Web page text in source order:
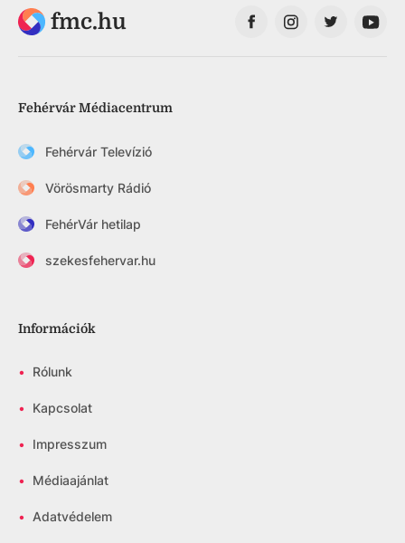
fmc.hu
Fehérvár Médiacentrum
Fehérvár Televízió
Vörösmarty Rádió
FehérVár hetilap
szekesfehervar.hu
Információk
• Rólunk
• Kapcsolat
• Impresszum
• Médiaajánlat
• Adatvédelem